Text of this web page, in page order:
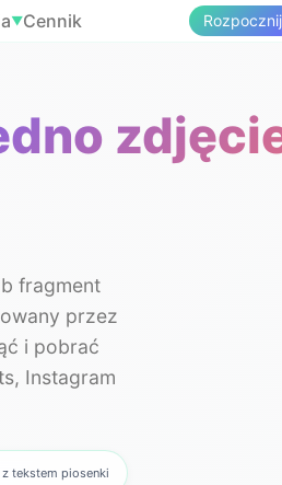
▼Cennik Rozpocznij
fragment
przez
i pobrać
Instagram
tekstem piosenki